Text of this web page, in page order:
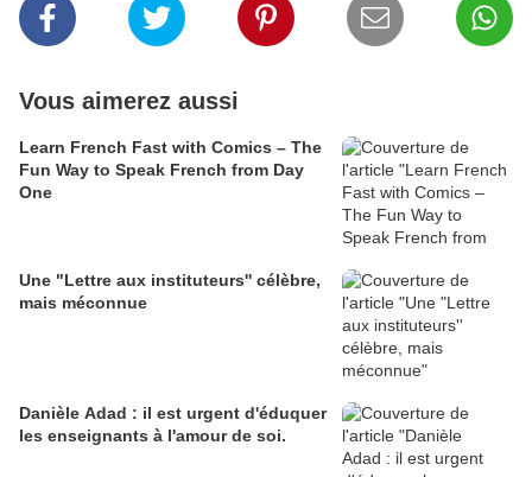
Vous aimerez aussi
Learn French Fast with Comics – The
Fun Way to Speak French from Day
One
Une "Lettre aux instituteurs'' célèbre,
mais méconnue
Danièle Adad : il est urgent d'éduquer
les enseignants à l'amour de soi.